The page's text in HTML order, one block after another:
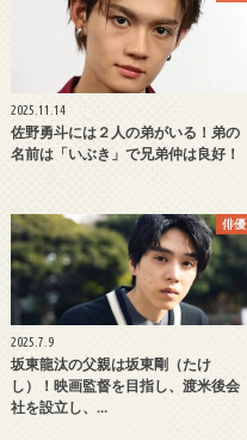
2025.11.14
佐野勇斗には２人の弟がいる！弟の
名前は「いぶき」で兄弟仲は良好！
俳優
2025.7.9
坂東龍汰の父親は坂東剛（たけ
し）！映画監督を目指し、渡米後会
社を設立し、…